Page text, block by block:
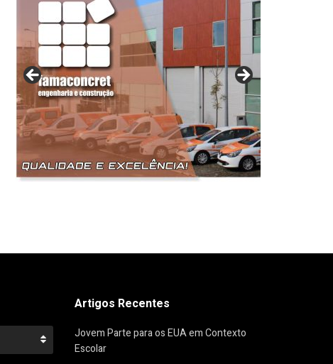
Artigos Recentes
Jovem Parte para os EUA em Contexto
Escolar